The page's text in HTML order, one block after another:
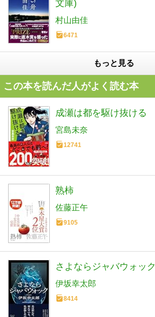
文庫)
村山由佳
6471
もっと見る
この本を読んだ人がよく読む本
成瀬は都を駆け抜ける
宮島未奈
12741
熟柿
佐藤正午
9105
さよならジャバウォック
伊坂幸太郎
8414